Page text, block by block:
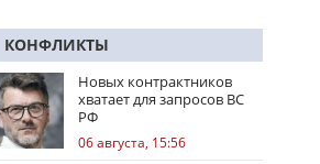
КОНФЛИКТЫ
Новых контрактников
хватает для запросов ВС
РФ
06 августа, 15:56